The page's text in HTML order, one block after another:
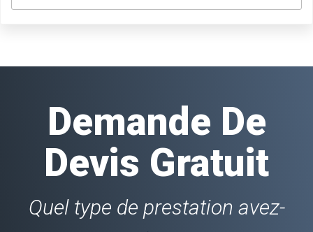
Demande De
Devis Gratuit
Quel type de prestation avez-